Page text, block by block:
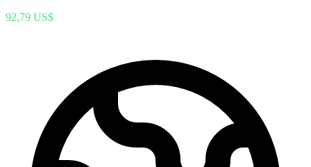
92,79 US$